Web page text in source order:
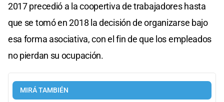
2017 precedió a la coopertiva de trabajadores hasta
que se tomó en 2018 la decisión de organizarse bajo
esa forma asociativa, con el fin de que los empleados
no pierdan su ocupación.
MIRÁ TAMBIÉN